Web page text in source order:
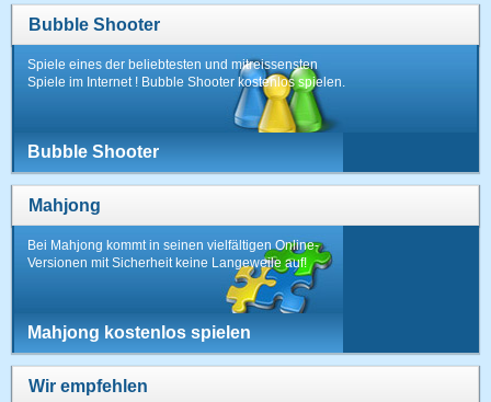
Bubble Shooter
Spiele eines der beliebtesten und mitreissensten
Spiele im Internet ! Bubble Shooter kostenlos spielen.
Bubble Shooter
Mahjong
Bei Mahjong kommt in seinen vielfältigen Online-
Versionen mit Sicherheit keine Langeweile auf!
Mahjong kostenlos spielen
Wir empfehlen